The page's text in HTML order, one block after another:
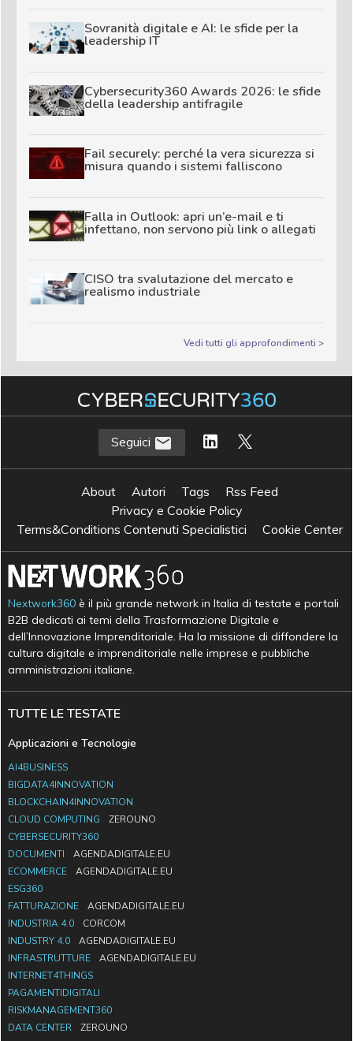
Sovranità digitale e AI: le sfide per la
leadership IT
Cybersecurity360 Awards 2026: le sfide
della leadership antifragile
Fail securely: perché la vera sicurezza si
misura quando i sistemi falliscono
Falla in Outlook: apri un’e-mail e ti
infettano, non servono più link o allegati
CISO tra svalutazione del mercato e
realismo industriale
Vedi tutti gli approfondimenti >
Seguici
About Autori Tags
Rss Feed
Privacy e Cookie Policy
Terms&Conditions Contenuti Specialistici
Cookie Center
Nextwork360 è il più grande network in Italia di testate e portali
B2B dedicati ai temi della Trasformazione Digitale e
dell’Innovazione Imprenditoriale. Ha la missione di diffondere la
cultura digitale e imprenditoriale nelle imprese e pubbliche
amministrazioni italiane.
TUTTE LE TESTATE
Applicazioni e Tecnologie
AI4BUSINESS
BIGDATA4INNOVATION
BLOCKCHAIN4INNOVATION
CLOUD COMPUTING
ZEROUNO
CYBERSECURITY360
DOCUMENTI
AGENDADIGITALE.EU
ECOMMERCE
AGENDADIGITALE.EU
ESG360
FATTURAZIONE
AGENDADIGITALE.EU
INDUSTRIA 4.0
CORCOM
INDUSTRY 4.0
AGENDADIGITALE.EU
INFRASTRUTTURE
AGENDADIGITALE.EU
INTERNET4THINGS
PAGAMENTIDIGITALI
RISKMANAGEMENT360
DATA CENTER
ZEROUNO